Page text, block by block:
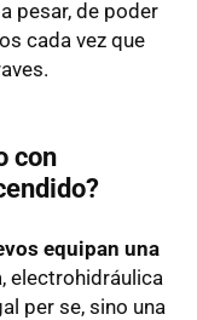
pesar, de poder
cada vez que
con
equipan una
electrohidráulica
per se, sino una